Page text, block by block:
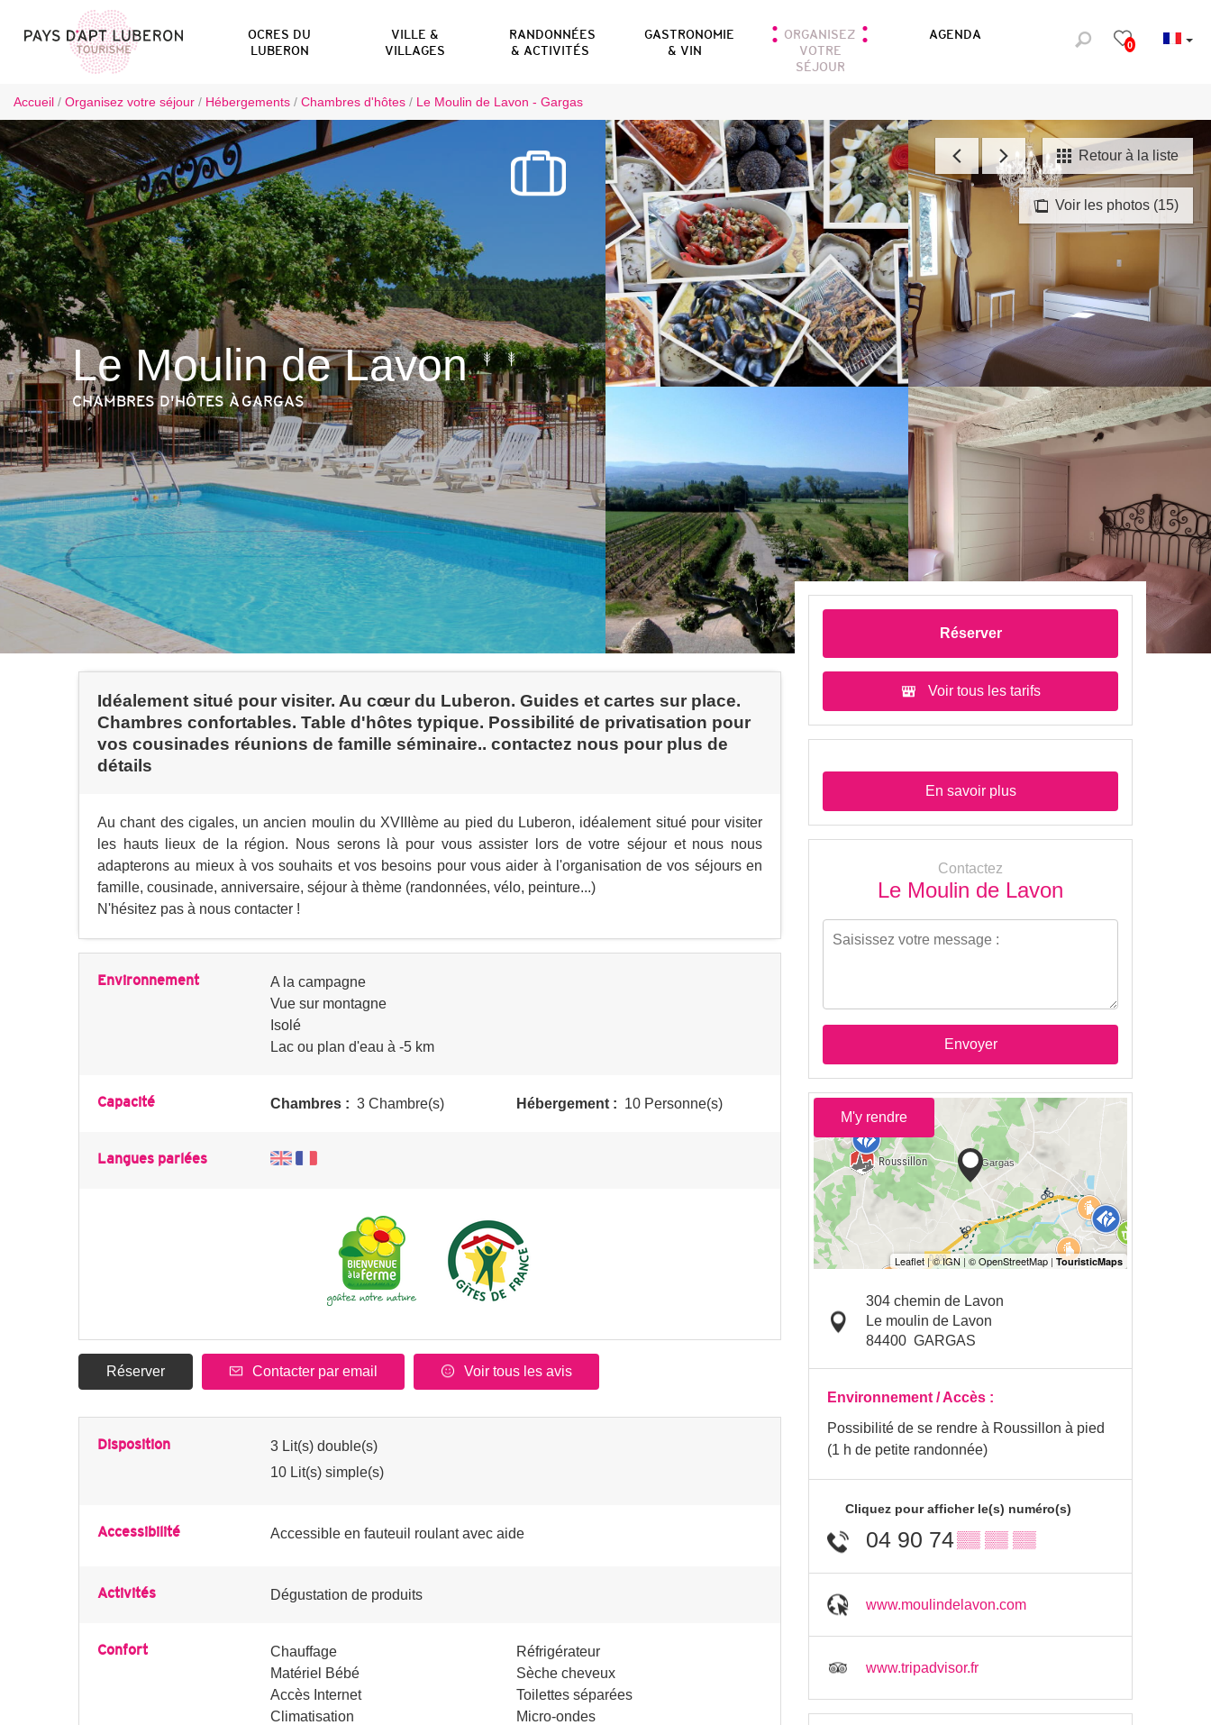
0
OCRES DU
LUBERON
VILLE &
VILLAGES
RANDONNÉES
& ACTIVITÉS
GASTRONOMIE
& VIN
ORGANISEZ
VOTRE
SÉJOUR
AGENDA
Accueil / Organisez votre séjour / Hébergements / Chambres d'hôtes / Le Moulin de Lavon - Gargas
Voir les photos (15)
Retour à la liste
Le Moulin de Lavon
CHAMBRES D'HÔTESÀ GARGAS
Idéalement situé pour visiter. Au cœur du Luberon. Guides et cartes sur place.
Chambres confortables. Table d'hôtes typique. Possibilité de privatisation pour
vos cousinades réunions de famille séminaire.. contactez nous pour plus de
détails
Au chant des cigales, un ancien moulin du XVIIIème au pied du Luberon, idéalement situé pour visiter
les hauts lieux de la région. Nous serons là pour vous assister lors de votre séjour et nous nous
adapterons au mieux à vos souhaits et vos besoins pour vous aider à l'organisation de vos séjours en
famille, cousinade, anniversaire, séjour à thème (randonnées, vélo, peinture...)
N'hésitez pas à nous contacter !
Environnement
A la campagne
Vue sur montagne
Isolé
Lac ou plan d'eau à -5 km
Capacité Chambres : 3 Chambre(s) Hébergement : 10 Personne(s)
Langues parlées
Réserver Contacter par email Voir tous les avis
Disposition 3 Lit(s) double(s)
10 Lit(s) simple(s)
Accessibilité Accessible en fauteuil roulant avec aide
Activités Dégustation de produits
Confort
Chauffage
Matériel Bébé
Accès Internet
Climatisation
Réfrigérateur
Sèche cheveux
Toilettes séparées
Micro-ondes
Réserver
Voir tous les tarifs
En savoir plus
Contactez
Le Moulin de Lavon
Envoyer
M'y rendre
304 chemin de Lavon
Le moulin de Lavon
84400 GARGAS
Environnement / Accès :
Possibilité de se rendre à Roussillon à pied
(1 h de petite randonnée)
Cliquez pour afficher le(s) numéro(s)
04 90 74▒▒ ▒▒ ▒▒
www.moulindelavon.com
www.tripadvisor.fr